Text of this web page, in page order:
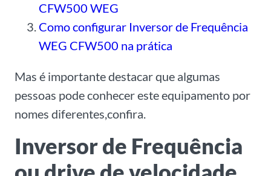
CFW500 WEG
Como configurar Inversor de Frequência
WEG CFW500 na prática
Mas é importante destacar que algumas
pessoas pode conhecer este equipamento por
nomes diferentes,confira.
Inversor de Frequência